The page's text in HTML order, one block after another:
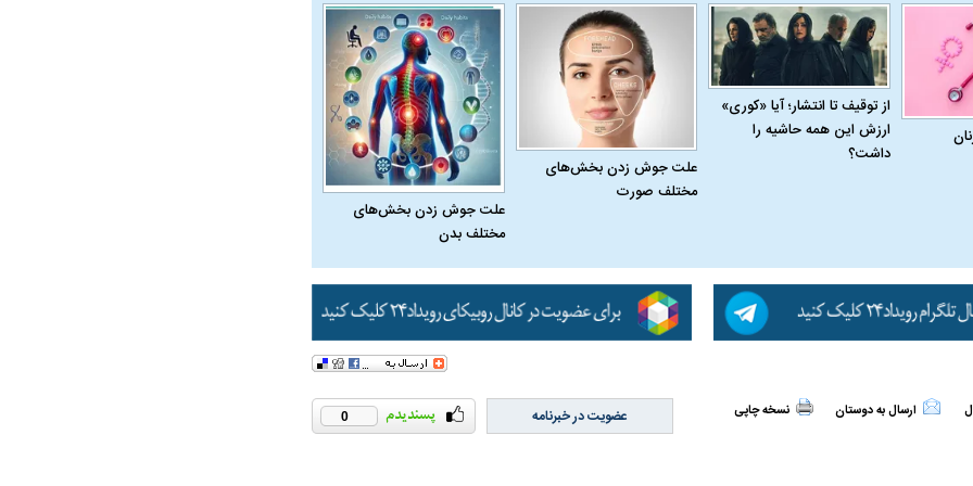
از توقیف تا انتشار؛ آیا «کوری»
ارزش این همه حاشیه را
داشت؟
علت جوش زدن بخش‌های
مختلف صورت
علت جوش زدن بخش‌های
مختلف بدن
ارسال به دوستان نسخه چاپی 0 عضویت در خبرنامه
یک سلسله |
شاه در ایران
ریشه‌های عزاداری ماه محرم در فرهنگ
و تاریخ ایران
عزاداری ماه محرم در دوران قاجار چگونه
انجام می‌شد؟
مردی که سر خم نکرد؟ | غلامرضا تختی و
حکومت پهلوی